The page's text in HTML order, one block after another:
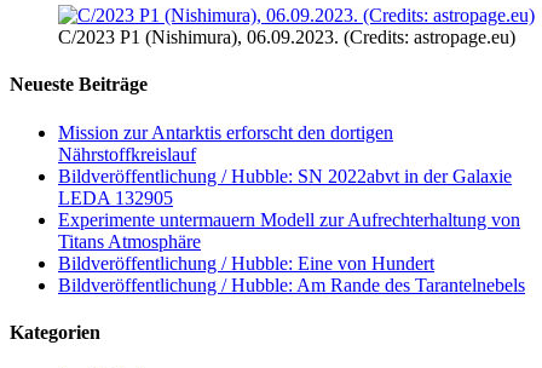
C/2023 P1 (Nishimura), 06.09.2023. (Credits: astropage.eu)
Neueste Beiträge
Mission zur Antarktis erforscht den dortigen
Nährstoffkreislauf
Bildveröffentlichung / Hubble: SN 2022abvt in der Galaxie
LEDA 132905
Experimente untermauern Modell zur Aufrechterhaltung von
Titans Atmosphäre
Bildveröffentlichung / Hubble: Eine von Hundert
Bildveröffentlichung / Hubble: Am Rande des Tarantelnebels
Kategorien